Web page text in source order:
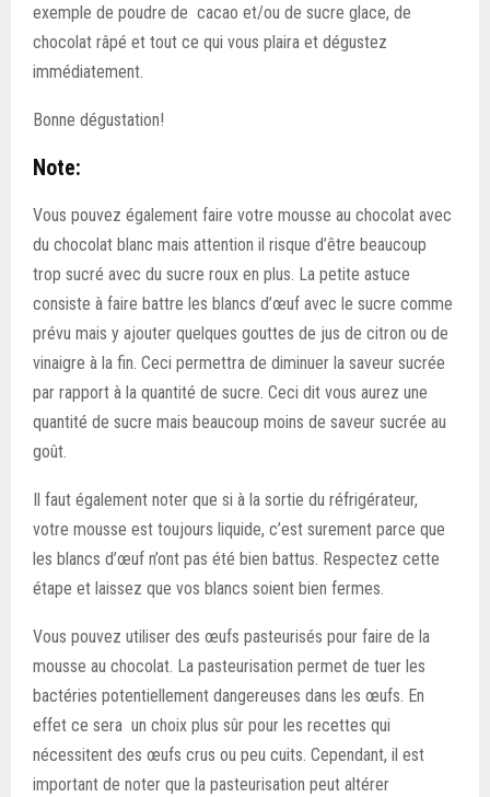
exemple de poudre de cacao et/ou de sucre glace, de
chocolat râpé et tout ce qui vous plaira et dégustez
immédiatement.
Bonne dégustation!
Note:
Vous pouvez également faire votre mousse au chocolat avec
du chocolat blanc mais attention il risque d’être beaucoup
trop sucré avec du sucre roux en plus. La petite astuce
consiste à faire battre les blancs d’œuf avec le sucre comme
prévu mais y ajouter quelques gouttes de jus de citron ou de
vinaigre à la fin. Ceci permettra de diminuer la saveur sucrée
par rapport à la quantité de sucre. Ceci dit vous aurez une
quantité de sucre mais beaucoup moins de saveur sucrée au
goût.
Il faut également noter que si à la sortie du réfrigérateur,
votre mousse est toujours liquide, c’est surement parce que
les blancs d’œuf n’ont pas été bien battus. Respectez cette
étape et laissez que vos blancs soient bien fermes.
Vous pouvez utiliser des œufs pasteurisés pour faire de la
mousse au chocolat. La pasteurisation permet de tuer les
bactéries potentiellement dangereuses dans les œufs. En
effet ce sera un choix plus sûr pour les recettes qui
nécessitent des œufs crus ou peu cuits. Cependant, il est
important de noter que la pasteurisation peut altérer